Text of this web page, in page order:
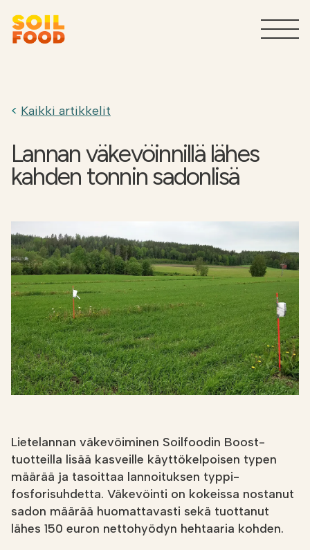
Sivuvirtojen käsittelypalvelut
teollisuudelle
Tuotteet teollisuudelle
Miksi Soilfood?
Ota yhteyttä
FI Etsi
VERKKOKAUPPA
Kaikki artikkelit
Lannan väkevöinnillä lähes
kahden tonnin sadonlisä
Lietelannan väkevöiminen Soilfoodin Boost-
tuotteilla lisää kasveille käyttökelpoisen typen
määrää ja tasoittaa lannoituksen typpi-
fosforisuhdetta. Väkevöinti on kokeissa nostanut
sadon määrää huomattavasti sekä tuottanut
lähes 150 euron nettohyödyn hehtaaria kohden.